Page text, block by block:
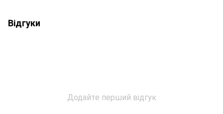
Відгуки
Додайте перший відгук